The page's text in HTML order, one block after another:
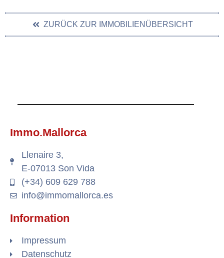
ZURÜCK ZUR IMMOBILIENÜBERSICHT
Immo.Mallorca
Llenaire 3,
E-07013 Son Vida
(+34) 609 629 788
info@immomallorca.es
Information
Impressum
Datenschutz